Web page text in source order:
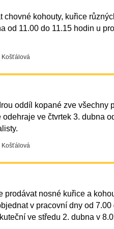
chovné kohouty, kuřice
od 11.00 do 11.15 hodin u
Košťálová
oddíl kopané zve všechny
ve čtvrtek 3. dubna
Košťálová
prodávat nosné kuřice a
v pracovní dny od
ve středu 2. dubna v